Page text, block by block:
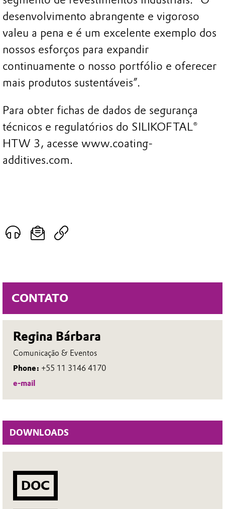
CONTATO
Regina Bárbara
Comunicação & Eventos
Phone: +55 11 3146 4170
e-mail
DOWNLOADS
DOC
desenvolvimento abrangente e vigoroso
valeu a pena e é um excelente exemplo dos
nossos esforços para expandir
continuamente o nosso portfólio e oferecer
mais produtos sustentáveis”.
Para obter fichas de dados de segurança
técnicos e regulatórios do SILIKOFTAL®
HTW 3, acesse www.coating-
additives.com.